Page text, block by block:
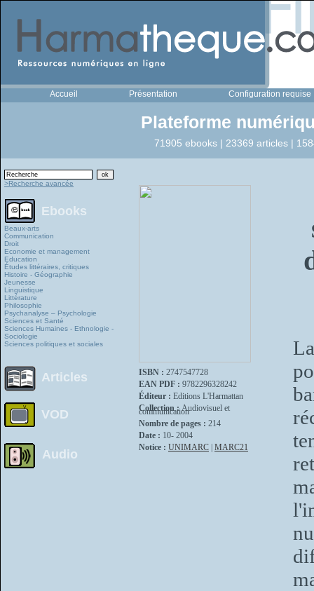
Accueil Présentation Configuration requise
Plateforme
71905 ebooks | 23369 articles |
>Recherche avancée
Ebooks
Beaux-arts
Communication
Droit
Economie et management
Education
Études littéraires, critiques
Histoire - Géographie
Jeunesse
Linguistique
Littérature
Philosophie
Psychanalyse – Psychologie
Sciences et Santé
Sciences Humaines - Ethnologie -
Sociologie
Sciences politiques et sociales
Articles
VOD
Audio
ISBN : 2747547728
EAN PDF : 9782296328242
Éditeur : Editions L'Harmattan
Collection :Audiovisuel et
communication
Nombre de pages : 214
Date : 10- 2004
Notice : UNIMARC MARC21